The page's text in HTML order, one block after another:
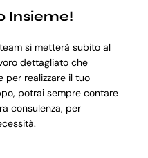
Insieme!
si metterà subito al
dettagliato che
realizzare il tuo
potrai sempre contare
consulenza, per